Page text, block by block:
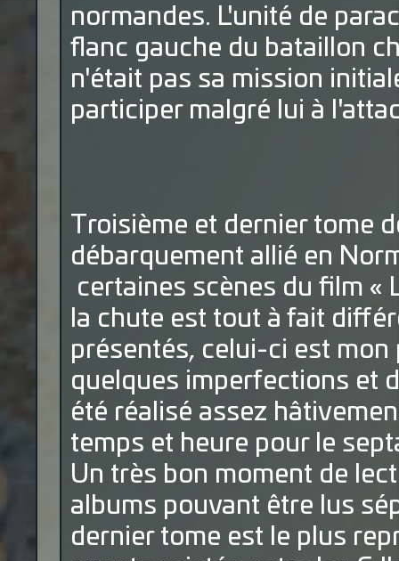
normandes. L'unité de
flanc gauche du bataillon
n'était pas sa mission
participer malgré lui à
Troisième et dernier tome
débarquement allié en
certaines scènes du film «
la chute est tout à fait
présentés, celui-ci est
quelques imperfections et
été réalisé assez
temps et heure pour le
Un très bon moment de
albums pouvant être lus
dernier tome est le plus